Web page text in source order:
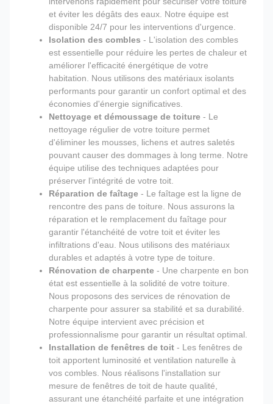
et éviter les dégâts des eaux. Notre équipe est
disponible 24/7 pour les interventions d'urgence.
Isolation des combles - L'isolation des combles
est essentielle pour réduire les pertes de chaleur et
améliorer l'efficacité énergétique de votre
habitation. Nous utilisons des matériaux isolants
performants pour garantir un confort optimal et des
économies d'énergie significatives.
Nettoyage et démoussage de toiture - Le
nettoyage régulier de votre toiture permet
d'éliminer les mousses, lichens et autres saletés
pouvant causer des dommages à long terme. Notre
équipe utilise des techniques adaptées pour
préserver l'intégrité de votre toit.
Réparation de faîtage - Le faîtage est la ligne de
rencontre des pans de toiture. Nous assurons la
réparation et le remplacement du faîtage pour
garantir l'étanchéité de votre toit et éviter les
infiltrations d'eau. Nous utilisons des matériaux
durables et adaptés à votre type de toiture.
Rénovation de charpente - Une charpente en bon
état est essentielle à la solidité de votre toiture.
Nous proposons des services de rénovation de
charpente pour assurer sa stabilité et sa durabilité.
Notre équipe intervient avec précision et
professionnalisme pour garantir un résultat optimal.
Installation de fenêtres de toit - Les fenêtres de
toit apportent luminosité et ventilation naturelle à
vos combles. Nous réalisons l'installation sur
mesure de fenêtres de toit de haute qualité,
assurant une étanchéité parfaite et une intégration